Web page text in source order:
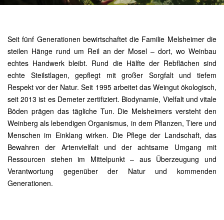
Seit fünf Generationen bewirtschaftet die Familie Melsheimer die
steilen Hänge rund um Reil an der Mosel – dort, wo Weinbau
echtes Handwerk bleibt. Rund die Hälfte der Rebflächen sind
echte Steilstlagen, gepflegt mit großer Sorgfalt und tiefem
Respekt vor der Natur. Seit 1995 arbeitet das Weingut ökologisch,
seit 2013 ist es Demeter zertifiziert. Biodynamie, Vielfalt und vitale
Böden prägen das tägliche Tun. Die Melsheimers versteht den
Weinberg als lebendigen Organismus, in dem Pflanzen, Tiere und
Menschen im Einklang wirken. Die Pflege der Landschaft, das
Bewahren der Artenvielfalt und der achtsame Umgang mit
Ressourcen stehen im Mittelpunkt – aus Überzeugung und
Verantwortung gegenüber der Natur und kommenden
Generationen.